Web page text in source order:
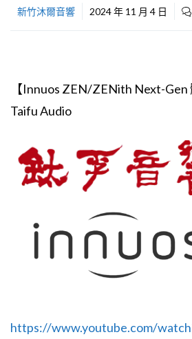
新竹沐爾音響 2024 年 11 月 4 日
【Innuos ZEN/ZENith Next-
Taifu Audio
https://www.youtube.com/